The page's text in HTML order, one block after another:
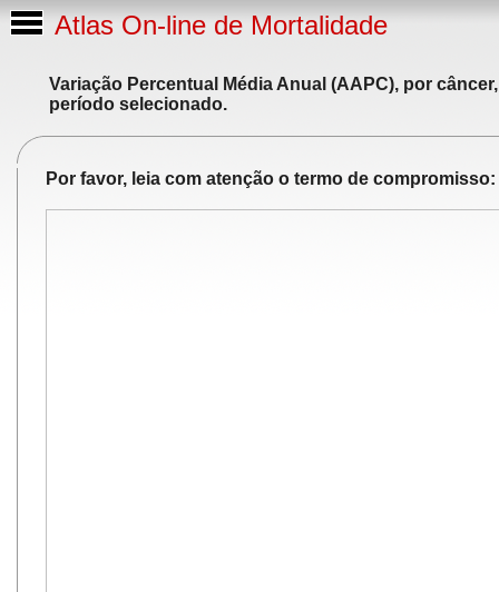
Atlas On-line de Mortalidade
Variação Percentual Média Anual (AAPC), por
período selecionado.
Por favor, leia com atenção o termo de compromisso: